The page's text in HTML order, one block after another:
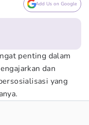
Add Us on Google
penting dalam
dan
yang